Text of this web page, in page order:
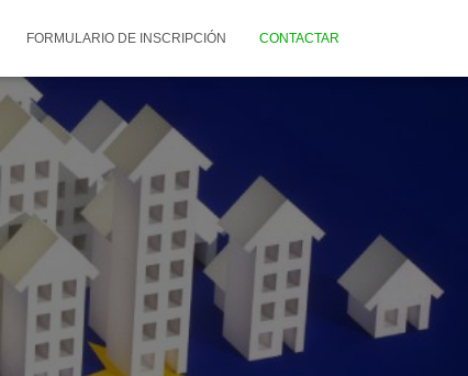
FORMULARIO DE INSCRIPCIÓN CONTACTAR